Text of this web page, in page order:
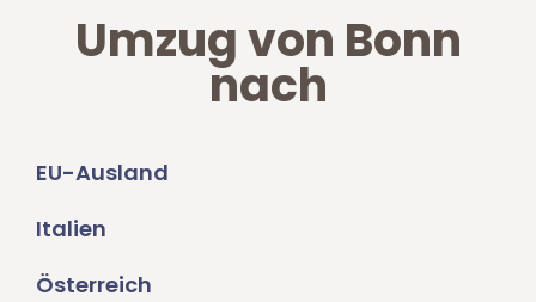
Umzug von Bonn
nach
EU-Ausland
Italien
Österreich